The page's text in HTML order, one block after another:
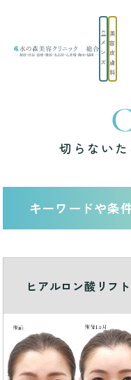
メ
ン
ズ
美
容
皮
膚
科
TOP 症例写真 切ら
切らない
キーワードや条
ヒアルロン酸リフト